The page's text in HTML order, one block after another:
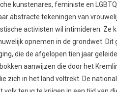
kunstenares, feministe en
abstracte tekeningen van
activisten wil intimideren. Ze
opnemen in de grondwet.
die de afgelopen tien jaar
aanwijzen die door het
zich in het land voltrekt. De